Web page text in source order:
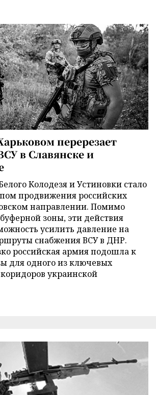
перерезает
в Славянске и
Колодезя и Устиновки стало
продвижения российских
направлении. Помимо
зоны, эти действия
усилить давление на
снабжения ВСУ в ДНР.
российская армия подошла к
для одного из ключевых
украинской